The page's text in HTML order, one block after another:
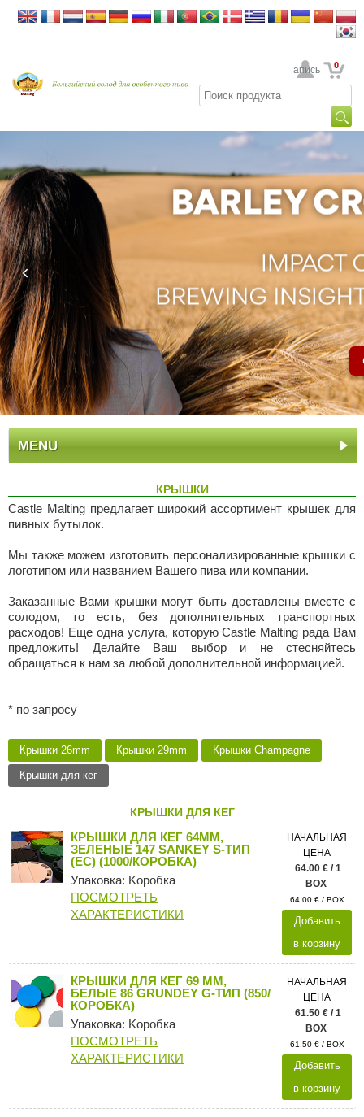
Ваша учетная запись 0
MENU
КРЫШКИ
Castle Malting предлагает широкий ассортимент крышек для
пивных бутылок.
Мы также можем изготовить персонализированные крышки с
логотипом или названием Вашего пива или компании.
Заказанные Вами крышки могут быть доставлены вместе с
солодом, то есть, без дополнительных транспортных
расходов! Еще одна услуга, которую Castle Malting рада Вам
предложить! Делайте Ваш выбор и не стесняйтесь
обращаться к нам за любой дополнительной информацией.
* по запросу
Крышки 26mm Крышки 29mm Крышки Champagne
Крышки для кег
КРЫШКИ ДЛЯ КЕГ
КРЫШКИ ДЛЯ КЕГ 64ММ,
ЗЕЛЕНЫЕ 147 SANKEY S-ТИП
(ЕС) (1000/КОРОБКА)
Упаковка: Kоробка
ПОСМОТРЕТЬ
ХАРАКТЕРИСТИКИ
НАЧАЛЬНАЯ
ЦЕНА
64.00 € / 1
BOX
64.00 € / BOX
Добавить
в корзину
КРЫШКИ ДЛЯ КЕГ 69 ММ,
БЕЛЫЕ 86 GRUNDEY G-ТИП (850/
КОРОБКА)
Упаковка: Kоробка
ПОСМОТРЕТЬ
ХАРАКТЕРИСТИКИ
НАЧАЛЬНАЯ
ЦЕНА
61.50 € / 1
BOX
61.50 € / BOX
Добавить
в корзину